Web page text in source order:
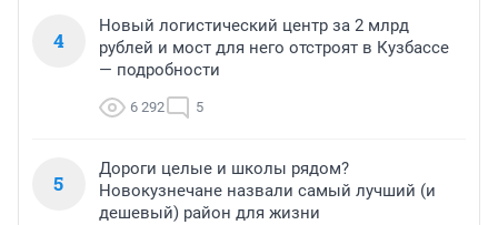
4
Новый логистический центр за 2 млрд
рублей и мост для него отстроят в Кузбассе
— подробности
6 292 5
5
Дороги целые и школы рядом?
Новокузнечане назвали самый лучший (и
дешевый) район для жизни